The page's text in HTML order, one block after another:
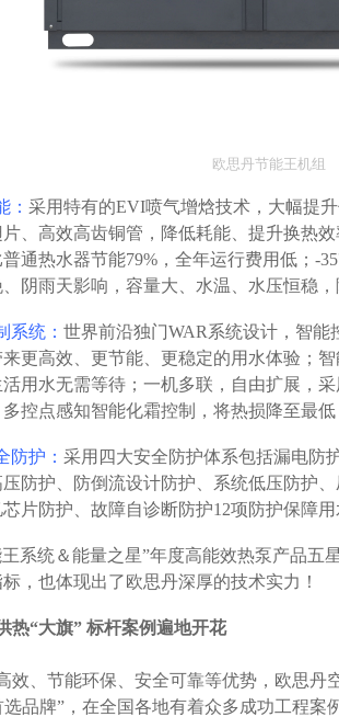
欧思丹节能王机组
： 采用特有的EVI喷气增焓技术，大幅提
、高效高齿铜管，降低耗能、提升换热
通热水器节能79%，全年运行费用低；-
阴雨天影响，容量大、水温、水压恒稳
系统： 世界前沿独门WAR系统设计，智
更高效、更节能、更稳定的用水体验；
用水无需等待；一机多联，自由扩展，
控点感知智能化霜控制，将热损降至最
防护： 采用四大安全防护体系包括漏电防
防护、防倒流设计防护、系统低压防护
片防护、故障自诊断防护12项防护保障
系统＆能量之星”年度高能效热泵产品五
，也体现出了欧思丹深厚的技术实力！
热“大旗” 标杆案例遍地开花
效、节能环保、安全可靠等优势，欧思丹
品牌”，在全国各地有着众多成功工程案